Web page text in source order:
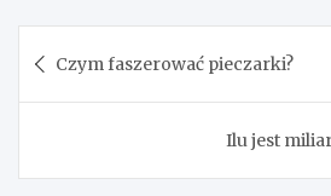
wpisu
Czym faszerować pieczarki?
Ilu jest